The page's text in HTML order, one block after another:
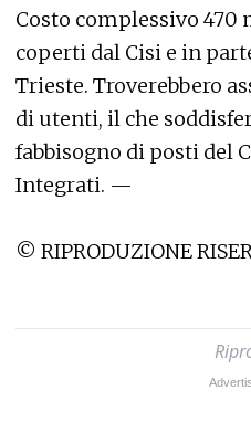
Costo complessivo 470
coperti dal Cisi e in
Trieste. Troverebbero
di utenti, il che
fabbisogno di posti del
Integrati. —
© RIPRODUZIONE